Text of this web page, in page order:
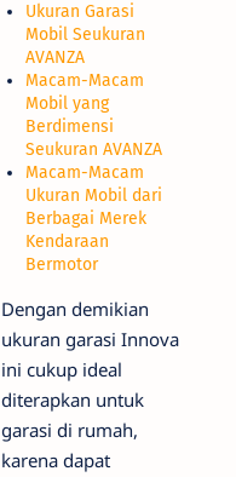
Ukuran Garasi
Mobil Seukuran
AVANZA
Macam-Macam
Mobil yang
Berdimensi
Seukuran AVANZA
Macam-Macam
Ukuran Mobil dari
Berbagai Merek
Kendaraan
Bermotor
Dengan demikian
ukuran garasi Innova
ini cukup ideal
diterapkan untuk
garasi di rumah,
karena dapat